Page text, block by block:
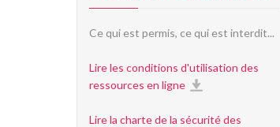
Ce qui est permis, ce qui est interdit...
Lire les conditions d'utilisation des
ressources en ligne
Lire la charte de la sécurité des